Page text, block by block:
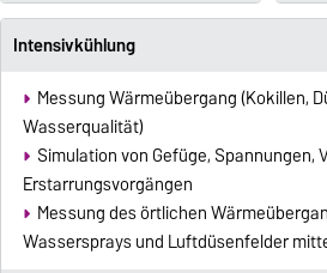
Intensivkühlung
Messung Wärmeübergang (Kokillen,
Wasserqualität)
Simulation von Gefüge, Spannungen,
Erstarrungsvorgängen
Messung des örtlichen
Wassersprays und Luftdüsenfelder